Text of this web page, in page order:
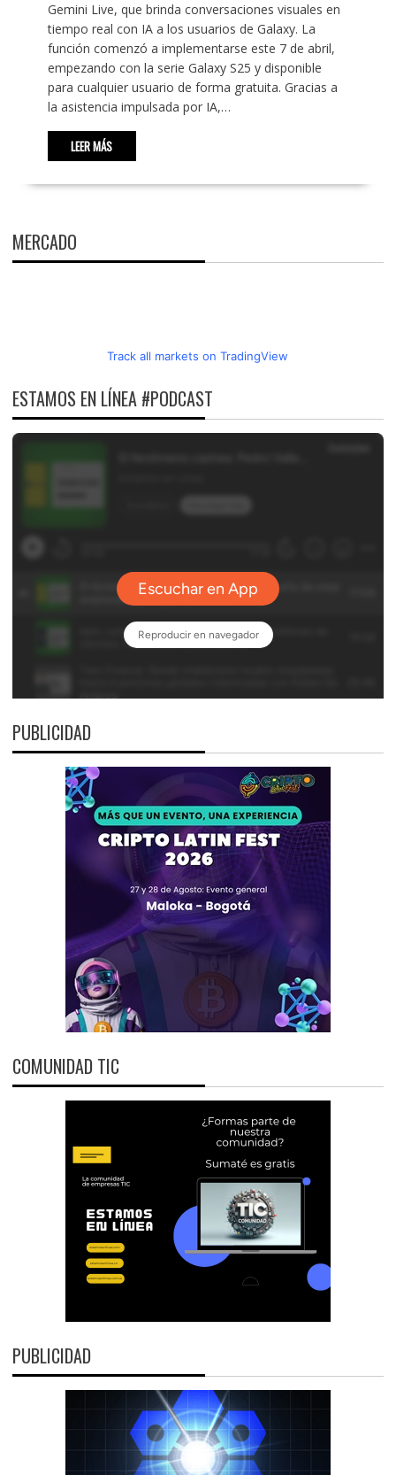
Gemini Live, que brinda conversaciones visuales en
tiempo real con IA a los usuarios de Galaxy. La
función comenzó a implementarse este 7 de abril,
empezando con la serie Galaxy S25 y disponible
para cualquier usuario de forma gratuita. Gracias a
la asistencia impulsada por IA,…
LEER MÁS
MERCADO
Track all markets on TradingView
ESTAMOS EN LÍNEA #PODCAST
PUBLICIDAD
COMUNIDAD TIC
PUBLICIDAD